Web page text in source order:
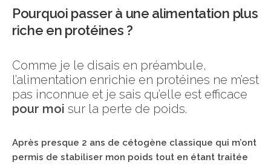
Pourquoi passer à une alimentation plus
riche en protéines ?
Comme je le disais en préambule,
l’alimentation enrichie en protéines ne m’est
pas inconnue et je sais qu’elle est efficace
pour moi sur la perte de poids.
Après presque 2 ans de cétogène classique qui m’ont
permis de stabiliser mon poids tout en étant traitée